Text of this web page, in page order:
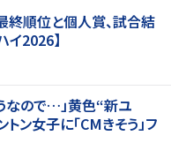
順位と個人賞、試合結
イ2026】
なので…」黄色“新ユ
ン女子に「CMきそう」フ